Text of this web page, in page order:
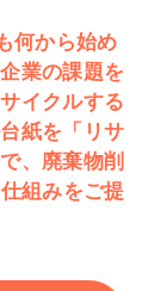
何から始め
業の課題を
イクルする
紙を「リサ
、廃棄物削
組みをご提